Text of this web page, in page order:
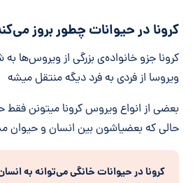
کرونا در حیوانات چطور بروز
کرونا جزو خانواده‌ی بزرگی از ویروس‌ها به
ویروسا از فردی به فرد دیگه منتقل میشه
بعضی از انواع ویروس کرونا میتونن فقط
حالی که بعضیاشون بین انسان و حیوان
کرونا در حیوانات خانگی می‌توانه به